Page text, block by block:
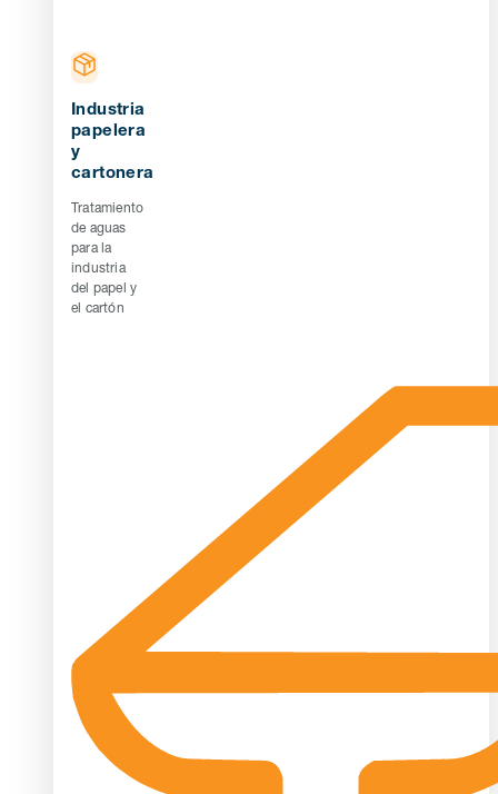
Industria
papelera
y
cartonera
Tratamiento
de aguas
para la
industria
del papel y
el cartón